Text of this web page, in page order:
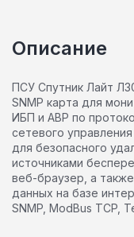
Описание
ПСУ Спутник Лайт
SNMP карта для
ИБП и АВР по
сетевого
для безопасного
источниками
веб-браузер, а
данных на базе
SNMP, ModBus TCP,